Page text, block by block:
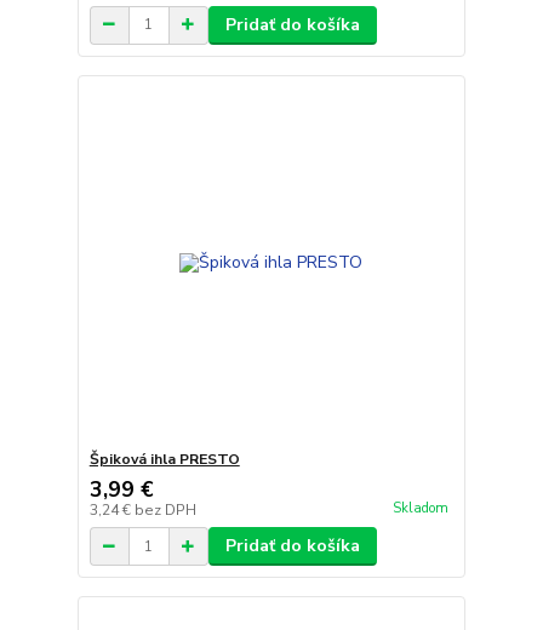
Pridať do košíka
Špiková ihla PRESTO
3,99 €
3,24 € bez DPH Skladom
Pridať do košíka